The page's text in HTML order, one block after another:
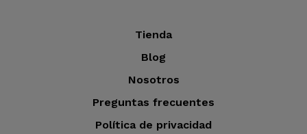
Tienda
Blog
Nosotros
Preguntas frecuentes
Política de privacidad